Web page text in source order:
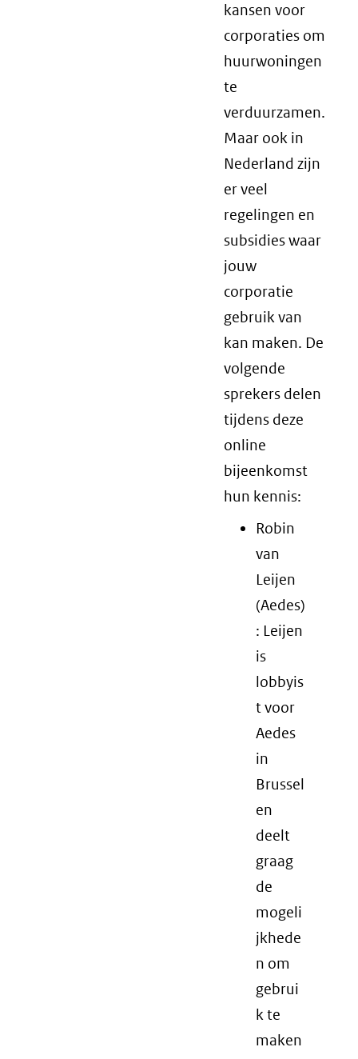
kansen voor
corporaties om
huurwoningen
te
verduurzamen.
Maar ook in
Nederland zijn
er veel
regelingen en
subsidies waar
jouw
corporatie
gebruik van
kan maken. De
volgende
sprekers delen
tijdens deze
online
bijeenkomst
hun kennis:
Robin
van
Leijen
(Aedes)
: Leijen
is
lobbyis
t voor
Aedes
in
Brussel
en
deelt
graag
de
mogeli
jkhede
n om
gebrui
k te
maken